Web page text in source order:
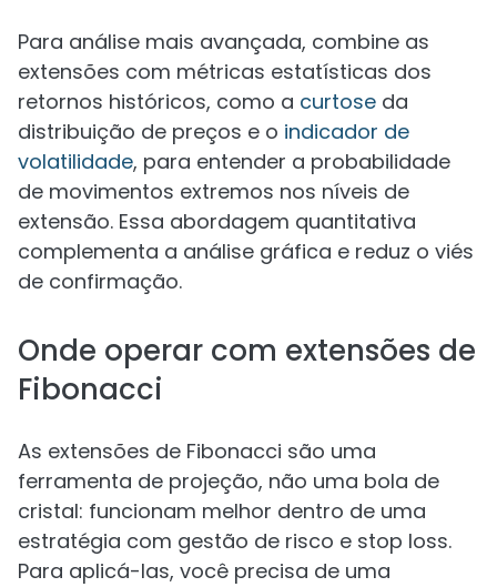
Para análise mais avançada, combine as
extensões com métricas estatísticas dos
retornos históricos, como a curtose da
distribuição de preços e o indicador de
volatilidade, para entender a probabilidade
de movimentos extremos nos níveis de
extensão. Essa abordagem quantitativa
complementa a análise gráfica e reduz o viés
de confirmação.
Onde operar com extensões de
Fibonacci
As extensões de Fibonacci são uma
ferramenta de projeção, não uma bola de
cristal: funcionam melhor dentro de uma
estratégia com gestão de risco e stop loss.
Para aplicá-las, você precisa de uma